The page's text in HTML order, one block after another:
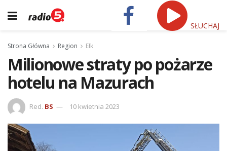
SŁUCHAJ
Strona Główna Region Ełk
Milionowe straty po pożarze
hotelu na Mazurach
Red. BS 10 kwietnia 2023